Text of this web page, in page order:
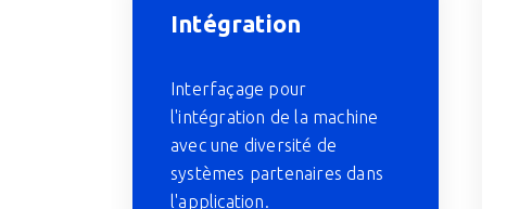
Intégration
Interfaçage pour
l'intégration de la machine
avec une diversité de
systèmes partenaires dans
l'application.